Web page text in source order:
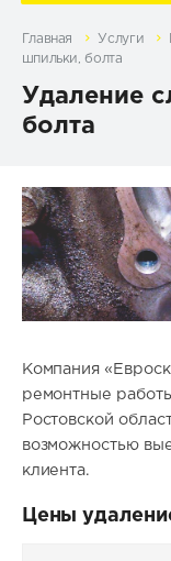
Главная Услуги
шпильки, болта
Удаление
болта
Компания
ремонтные
Ростовской
возможностью
клиента.
Цены